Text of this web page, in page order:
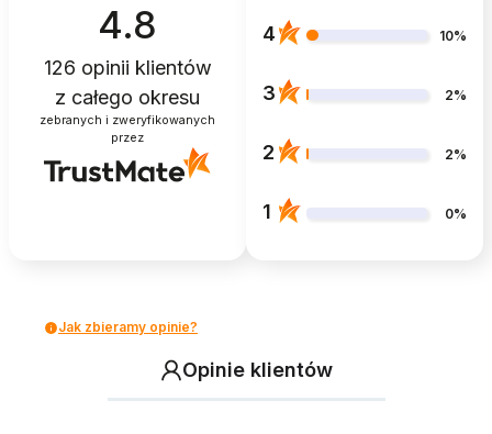
4.8
126 opinii klientów
z całego okresu
zebranych i zweryfikowanych
przez
4 10%
3 2%
2 2%
1 0%
Jak zbieramy opinie?
Opinie klientów